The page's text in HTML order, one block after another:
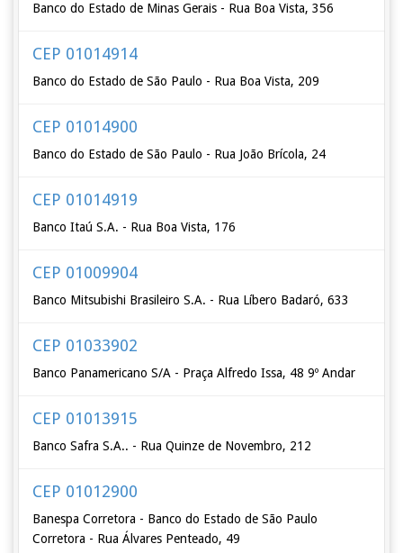
Banco do Estado de Minas Gerais - Rua Boa Vista, 356
CEP 01014914
Banco do Estado de São Paulo - Rua Boa Vista, 209
CEP 01014900
Banco do Estado de São Paulo - Rua João Brícola, 24
CEP 01014919
Banco Itaú S.A. - Rua Boa Vista, 176
CEP 01009904
Banco Mitsubishi Brasileiro S.A. - Rua Líbero Badaró, 633
CEP 01033902
Banco Panamericano S/A - Praça Alfredo Issa, 48 9º Andar
CEP 01013915
Banco Safra S.A.. - Rua Quinze de Novembro, 212
CEP 01012900
Banespa Corretora - Banco do Estado de São Paulo
Corretora - Rua Álvares Penteado, 49